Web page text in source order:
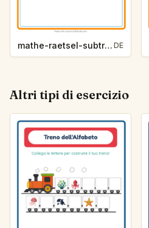
mathe-raetsel-subtraktion-zootiere-ea8a DE
Altri tipi di esercizio